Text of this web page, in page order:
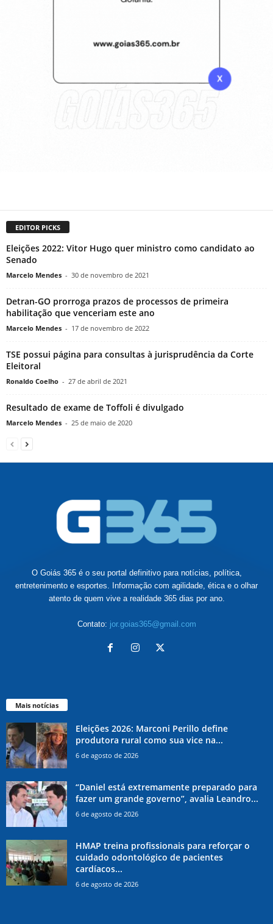
EDITOR PICKS
Eleições 2022: Vitor Hugo quer ministro como candidato ao
Senado
Marcelo Mendes - 30 de novembro de 2021
Detran-GO prorroga prazos de processos de primeira
habilitação que venceriam este ano
Marcelo Mendes - 17 de novembro de 2022
TSE possui página para consultas à jurisprudência da Corte
Eleitoral
Ronaldo Coelho - 27 de abril de 2021
Resultado de exame de Toffoli é divulgado
Marcelo Mendes - 25 de maio de 2020
O Goiás 365 é o seu portal definitivo para notícias, política,
entretenimento e esportes. Informação com agilidade, ética e o olhar
atento de quem vive a realidade 365 dias por ano.
Contato: jor.goias365@gmail.com
Mais notícias
Eleições 2026: Marconi Perillo define
produtora rural como sua vice na...
6 de agosto de 2026
“Daniel está extremamente preparado para
fazer um grande governo”, avalia Leandro...
6 de agosto de 2026
HMAP treina profissionais para reforçar o
cuidado odontológico de pacientes
cardíacos...
6 de agosto de 2026